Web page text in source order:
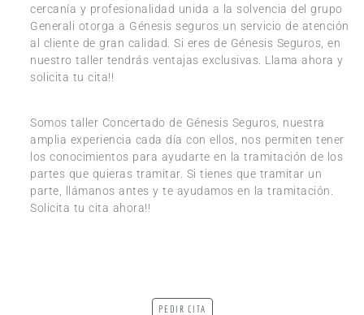
cercanía y profesionalidad unida a la solvencia del grupo
Generali otorga a Génesis seguros un servicio de atención
al cliente de gran calidad. Si eres de Génesis Seguros, en
nuestro taller tendrás ventajas exclusivas. Llama ahora y
solicita tu cita!!
Somos taller Concertado de Génesis Seguros, nuestra
amplia experiencia cada día con ellos, nos permiten tener
los conocimientos para ayudarte en la tramitación de los
partes que quieras tramitar. Si tienes que tramitar un
parte, llámanos antes y te ayudamos en la tramitación.
Solicita tu cita ahora!!
PEDIR CITA